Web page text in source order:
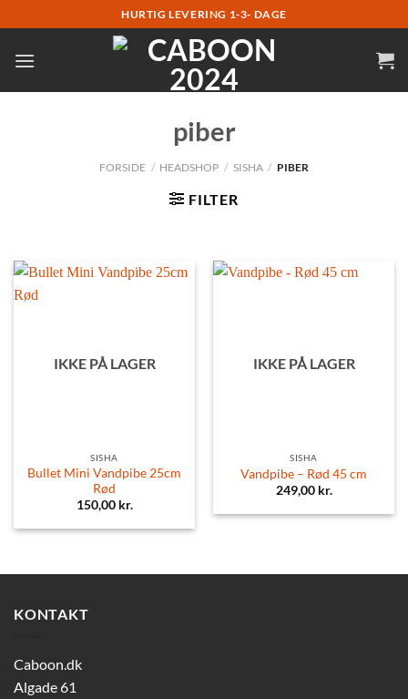
til
indhold
HURTIG LEVERING 1-3- DAGE
piber
FORSIDE / HEADSHOP / SISHA / PIBER
FILTER
IKKE PÅ LAGER
SISHA
Bullet Mini Vandpibe 25cm
Rød
150,00 kr.
IKKE PÅ LAGER
SISHA
Vandpibe – Rød 45 cm
249,00 kr.
KONTAKT
Caboon.dk
Algade 61